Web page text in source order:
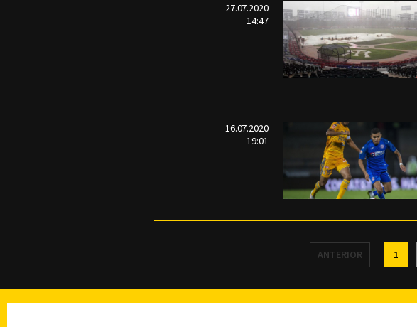
27.07.2020
14:47
16.07.2020
19:01
ANTERIOR 1